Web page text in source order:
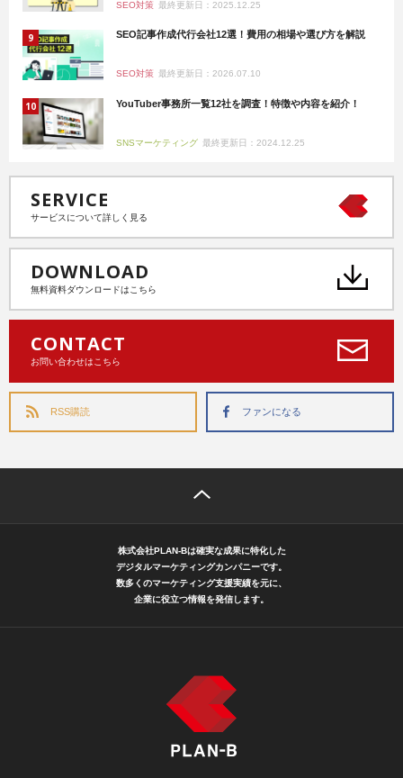
SEO対策 最終更新日：2025.12.25
SEO記事作成代行会社12選！費用の相場や選び方を解説
SEO対策 最終更新日：2026.07.10
YouTuber事務所一覧12社を調査！特徴や内容を紹介！
SNSマーケティング 最終更新日：2024.12.25
SERVICE
サービスについて詳しく見る
DOWNLOAD
無料資料ダウンロードはこちら
CONTACT
お問い合わせはこちら
RSS購読 ファンになる
株式会社PLAN-Bは確実な成果に特化した
デジタルマーケティングカンパニーです。
数多くのマーケティング支援実績を元に、
企業に役立つ情報を発信します。